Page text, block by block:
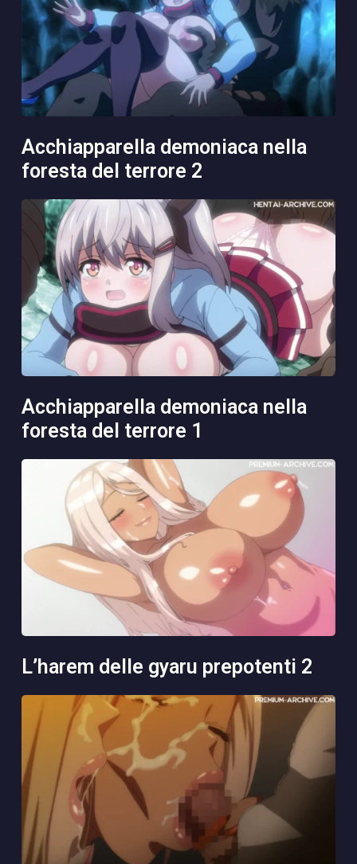
acchiapparella demoniaca nella
foresta del terrore 2
acchiapparella demoniaca nella
foresta del terrore 1
l’harem delle gyaru prepotenti 2